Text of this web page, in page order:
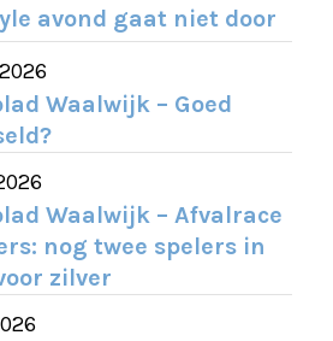
avond gaat niet door
Waalwijk – Goed
Waalwijk – Afvalrace
nog twee spelers in
zilver